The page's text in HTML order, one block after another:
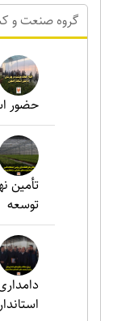
گروه صنعت و
حضور
تأمین
توسعه